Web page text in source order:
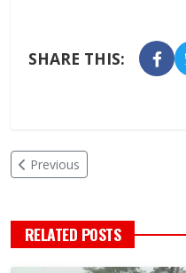
SHARE THIS:
Previous
RELATED POSTS